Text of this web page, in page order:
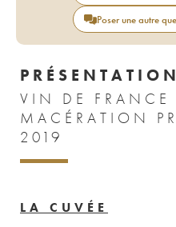
Poser une autre
VIN DE FRANCE
MACÉRATION
2019
LA CUVÉE